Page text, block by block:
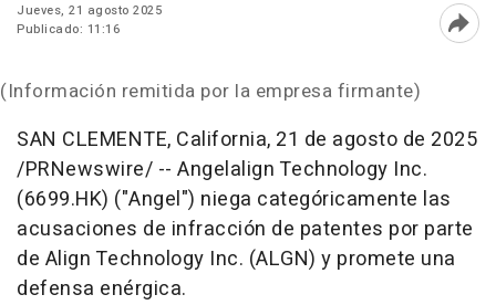
Jueves, 21 agosto 2025
Publicado: 11:16
(Información remitida por la empresa firmante)
SAN CLEMENTE, California, 21 de agosto de 2025
/PRNewswire/ -- Angelalign Technology Inc.
(6699.HK) ("Angel") niega categóricamente las
acusaciones de infracción de patentes por parte
de Align Technology Inc. (ALGN) y promete una
defensa enérgica.